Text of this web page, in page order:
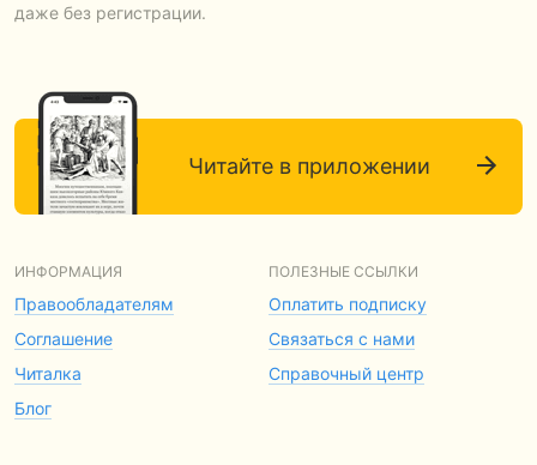
даже без регистрации.
Читайте в приложении
ИНФОРМАЦИЯ
Правообладателям
Соглашение
Читалка
Блог
ПОЛЕЗНЫЕ ССЫЛКИ
Оплатить подписку
Связаться с нами
Справочный центр